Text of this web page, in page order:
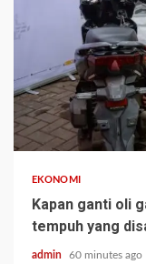
EKONOMI
Kapan ganti oli
tempuh yang
admin 60 minutes ago